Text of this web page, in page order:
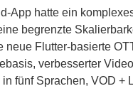
App hatte ein
begrenzte
neue Flutter-basierte
verbesserter
fünf Sprachen, VOD +